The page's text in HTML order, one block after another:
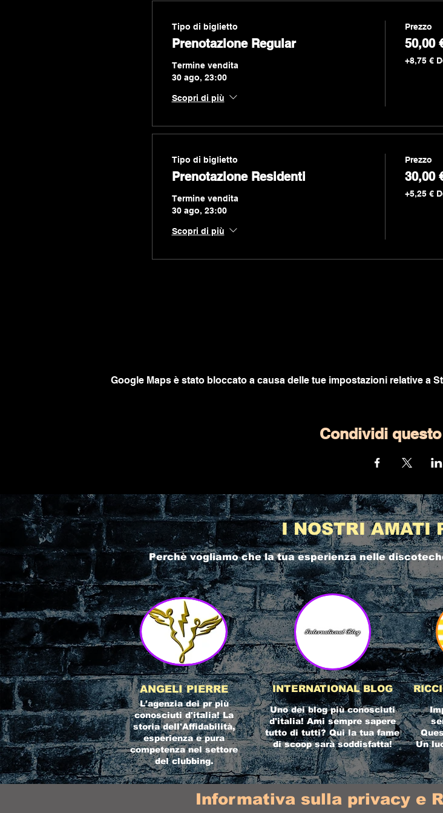
Tipo di biglietto
Prenotazione Regular
Termine vendita
30 ago, 23:00
Scopri di più
Prezzo
50,00
+8,75 €
Tipo di biglietto
Prenotazione Residenti
Termine vendita
30 ago, 23:00
Scopri di più
Prezzo
30,00
+5,25 €
Google Maps è stato bloccato a causa delle tue impostazioni relative a
Condividi
I NOSTRI AMATI
Perchè vogliamo che la tua esperienza nelle
ANGELI PIERRE
L'agenzia dei pr più
conosciuti d'italia! La
storia dell'Affidabilità,
esperienza e pura
competenza nel settore
del clubbing.
INTERNATIONAL BLOG
Uno dei blog più conosciuti
d'italia! Ami sempre sapere
tutto di tutti? Qui la tua fame
di scoop sarà soddisfatta!
Un
Informativa sulla privacy e